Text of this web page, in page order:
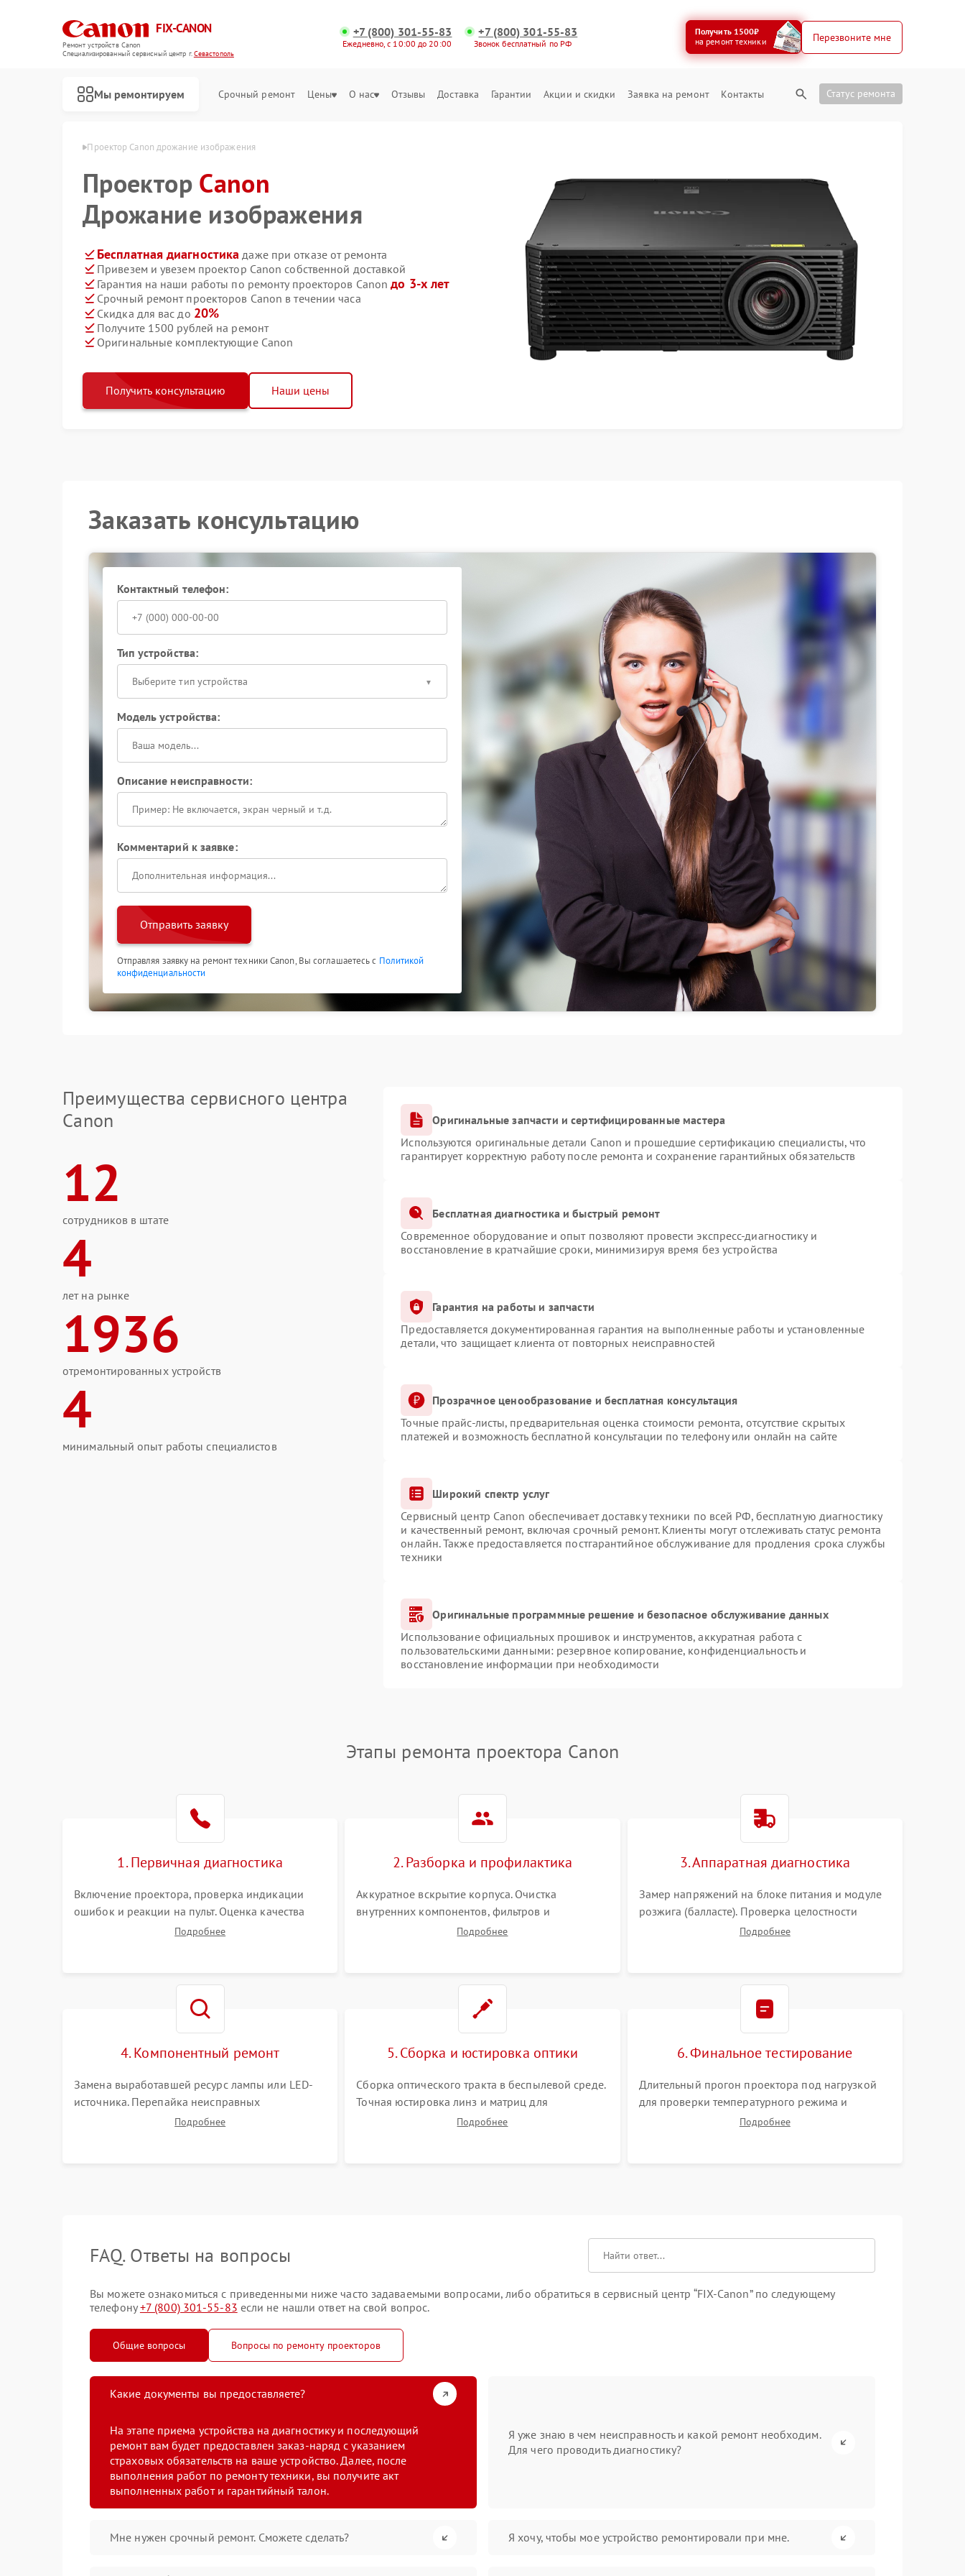
FIX-CANON
Ремонт устройств Canon
Специализированный cервисный центр г.Севастополь
+7 (800) 301-55-83
Ежедневно, с 10:00 до 20:00
+7 (800) 301-55-83
Звонок бесплатный по РФ
Получить 1500₽
на ремонт техники
Перезвоните мне
Мы ремонтируем Срочный ремонт Цены О нас Отзывы Доставка Гарантии Акции и скидки Заявка на ремонт Контакты Статус ремонта
в Севастополе Проектор Canon дрожание изображения
Проектор Canon
Дрожание изображения
Бесплатная диагностика даже при отказе от ремонта
Привезем и увезем проектор Canon собственной доставкой
Гарантия на наши работы по ремонту проекторов Canonдо 3-х лет
Срочный ремонт проекторов Canon в течении часа
Скидка для вас до 20%
Получите 1500 рублей на ремонт
Оригинальные комплектующие Canon
Получить консультацию Наши цены
Заказать консультацию
Контактный телефон:
Тип устройства:
Выберите тип устройства
Модель устройства:
Описание неисправности:
Комментарий к заявке:
Отправить заявку
Отправляя заявку на ремонт техники Canon, Вы соглашаетесь с Политикой
конфиденциальности
Преимущества сервисного центра
Canon
12
сотрудников в штате
4
лет на рынке
1936
отремонтированных устройств
4
минимальный опыт работы специалистов
Оригинальные запчасти и сертифицированные мастера
Используются оригинальные детали Canon и прошедшие сертификацию специалисты, что
гарантирует корректную работу после ремонта и сохранение гарантийных обязательств
Бесплатная диагностика и быстрый ремонт
Современное оборудование и опыт позволяют провести экспресс-диагностику и
восстановление в кратчайшие сроки, минимизируя время без устройства
Гарантия на работы и запчасти
Предоставляется документированная гарантия на выполненные работы и установленные
детали, что защищает клиента от повторных неисправностей
Прозрачное ценообразование и бесплатная консультация
Точные прайс-листы, предварительная оценка стоимости ремонта, отсутствие скрытых
платежей и возможность бесплатной консультации по телефону или онлайн на сайте
Широкий спектр услуг
Сервисный центр Canon обеспечивает доставку техники по всей РФ, бесплатную диагностику
и качественный ремонт, включая срочный ремонт. Клиенты могут отслеживать статус ремонта
онлайн. Также предоставляется постгарантийное обслуживание для продления срока службы
техники
Оригинальные программные решение и безопасное обслуживание данных
Использование официальных прошивок и инструментов, аккуратная работа с
пользовательскими данными: резервное копирование, конфиденциальность и
восстановление информации при необходимости
Этапы ремонта проектора Canon
1. Первичная диагностика
Включение проектора, проверка индикации
ошибок и реакции на пульт. Оценка качества
проекции, яркости лампы, наличия артефактов
Подробнее
2. Разборка и профилактика
Аккуратное вскрытие корпуса. Очистка
внутренних компонентов, фильтров и
вентиляторов от накопившейся пыли.
Подробнее
3. Аппаратная диагностика
Замер напряжений на блоке питания и модуле
розжига (балласте). Проверка целостности
цветового колеса (DLP) или поляризаторов (LCD).
Подробнее
4. Компонентный ремонт
Замена выработавшей ресурс лампы или LED-
источника. Перепайка неисправных
компонентов на платах. Замена DMD-чипа при
Подробнее
5. Сборка и юстировка оптики
Сборка оптического тракта в беспылевой среде.
Точная юстировка линз и матриц для
правильного сведения цветов и устранения
Подробнее
6. Финальное тестирование
Длительный прогон проектора под нагрузкой
для проверки температурного режима и
отсутствия перегрева. Оценка фокуса,
Подробнее
FAQ. Ответы на вопросы
Вы можете ознакомиться с приведенными ниже часто задаваемыми вопросами, либо обратиться в сервисный центр “FIX-Canon” по следующему
телефону+7 (800) 301-55-83 если не нашли ответ на свой вопрос.
Общие вопросы Вопросы по ремонту проекторов
Какие документы вы предоставляете?
На этапе приема устройства на диагностику и последующий
ремонт вам будет предоставлен заказ-наряд с указанием
страховых обязательств на ваше устройство. Далее, после
выполнения работ по ремонту техники, вы получите акт
выполненных работ и гарантийный талон.
Я уже знаю в чем неисправность и какой ремонт необходим.
Для чего проводить диагностику?
Мне нужен срочный ремонт. Сможете сделать? Я хочу, чтобы мое устройство ремонтировали при мне.